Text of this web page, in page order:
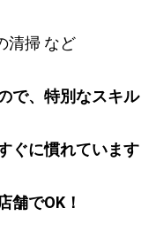
清掃 など
で、特別なスキル
ぐに慣れています
舗でOK！